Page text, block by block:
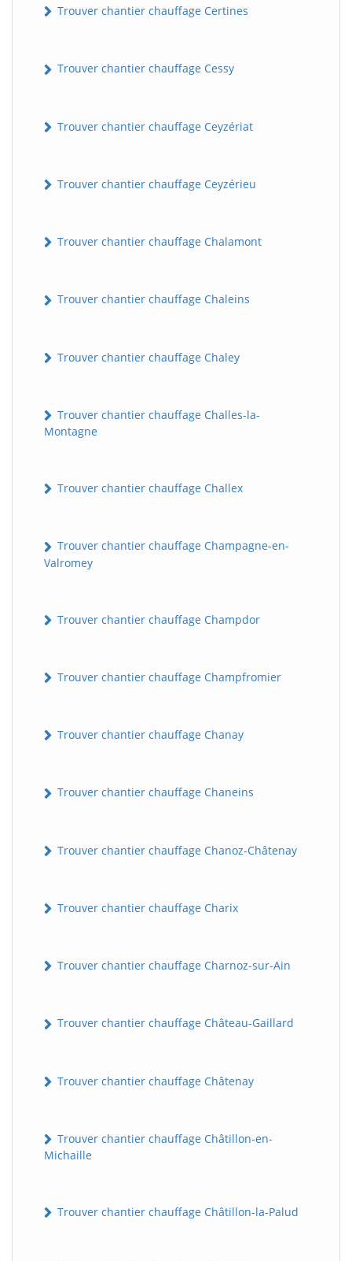
Trouver chantier chauffage Certines
Trouver chantier chauffage Cessy
Trouver chantier chauffage Ceyzériat
Trouver chantier chauffage Ceyzérieu
Trouver chantier chauffage Chalamont
Trouver chantier chauffage Chaleins
Trouver chantier chauffage Chaley
Trouver chantier chauffage Challes-la-
Montagne
Trouver chantier chauffage Challex
Trouver chantier chauffage Champagne-en-
Valromey
Trouver chantier chauffage Champdor
Trouver chantier chauffage Champfromier
Trouver chantier chauffage Chanay
Trouver chantier chauffage Chaneins
Trouver chantier chauffage Chanoz-Châtenay
Trouver chantier chauffage Charix
Trouver chantier chauffage Charnoz-sur-Ain
Trouver chantier chauffage Château-Gaillard
Trouver chantier chauffage Châtenay
Trouver chantier chauffage Châtillon-en-
Michaille
Trouver chantier chauffage Châtillon-la-Palud